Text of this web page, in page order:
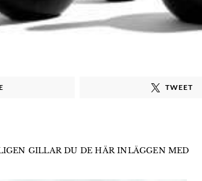
TWEET
GILLAR DU DE HÄR INLÄGGEN MED